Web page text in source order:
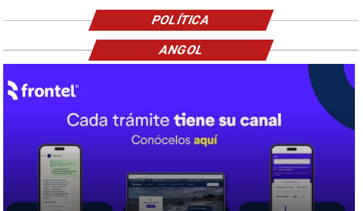
POLÍTICA
ANGOL